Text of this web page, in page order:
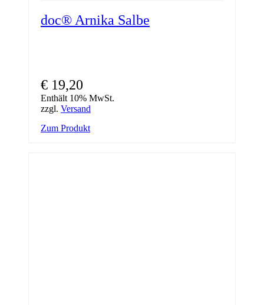
doc® Arnika Salbe
€ 19,20
Enthält 10% MwSt.
zzgl. Versand
Zum Produkt